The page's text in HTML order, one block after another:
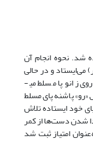
­شد. نحوه انجام آن
و در حالی
که دست‌ها روی کمر بود انگشتان پای دیگر را روی زانو پا مسلط می­
پاشنه پای مسلط
خود ایستاده تلاش
شدن دست‌ها از کمر
به‌عنوان امتیاز ثبت شد